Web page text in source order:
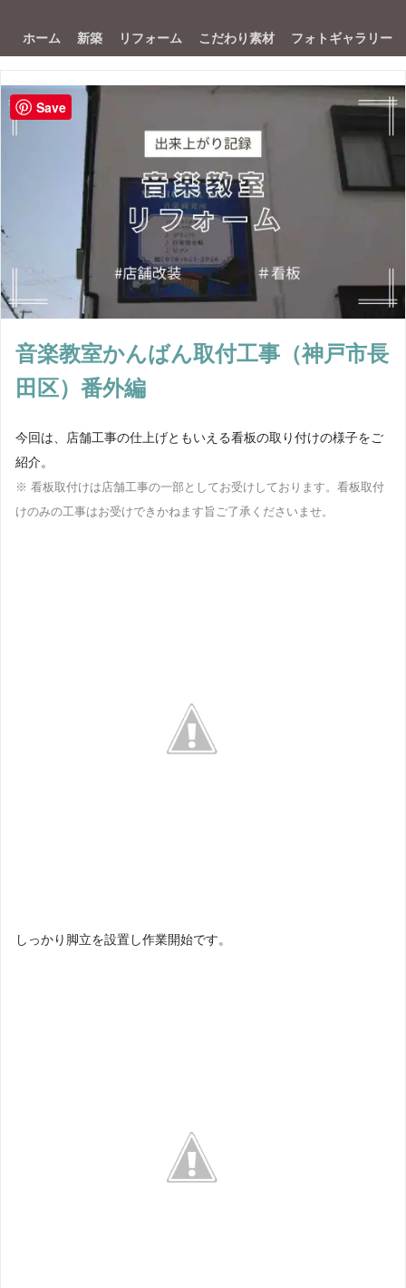
ホーム 新築 リフォーム こだわり素材 フォトギャラリー
音楽教室かんばん取付工事（神戸市長
田区）番外編
今回は、店舗工事の仕上げともいえる看板の取り付けの様子をご
紹介。
※ 看板取付けは店舗工事の一部としてお受けしております。看板取付
けのみの工事はお受けできかねます旨ご了承くださいませ。
しっかり脚立を設置し作業開始です。
Save